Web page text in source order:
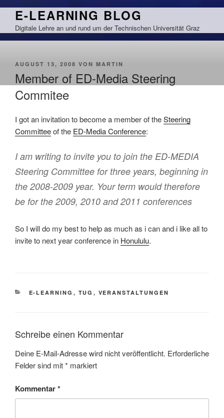
Zum
springen
E-LEARNING BLOG
Digitale Lehre an und rund um der Technischen Universität Graz
VERÖFFENTLICHT
AUGUST 13, 2008 VON MARTIN
Member of ED-Media Steering
Commitee
I got an invitation to become a member of theSteering
Committeeof the ED-Media Conference:
I am writing to invite you to join the ED-MEDIA
Steering Committee for three years, beginning in
the 2008-2009 year. Your term would therefore
be for the 2009, 2010 and 2011 conferences
So I will do my best to help as much as i can and i like all to
invite to next year conference in Honululu.
KATEGORIEN
E-LEARNING , TUG , VERANSTALTUNGEN
Schreibe einen Kommentar
Deine E-Mail-Adresse wird nicht veröffentlicht. Erforderliche
Felder sind mit* markiert
Kommentar*